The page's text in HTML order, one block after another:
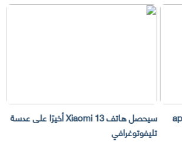
سيحصل هاتف Xiaomi 13 أخيرًا على عدسة
تليفوتوغرافي